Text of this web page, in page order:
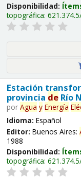
Disponibilidad:
topográfica:
Estación
provincia deRío
por Agua y Energía
Idioma: Español
Editor: Buenos Aires:
1988
Disponibilidad:
topográfica: